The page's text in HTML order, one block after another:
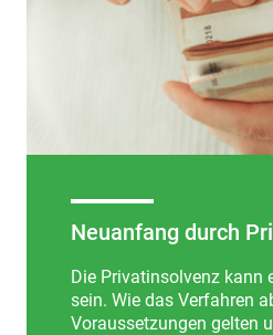
Neuanfang durch
Die Privatinsolvenz kann
sein. Wie das Verfahren
Voraussetzungen gelten